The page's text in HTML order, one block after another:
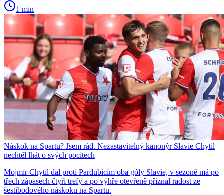
1 min
Náskok na Spartu? Jsem rád. Nezastavitelný kanonýr Slavie Chytil
nechtěl lhát o svých pocitech
Mojmír Chytil dal proti Pardubicím oba góly Slavie, v sezoně má po
třech zápasech čtyři trefy a po výhře otevřeně přiznal radost ze
šestibodového náskoku na Spartu.